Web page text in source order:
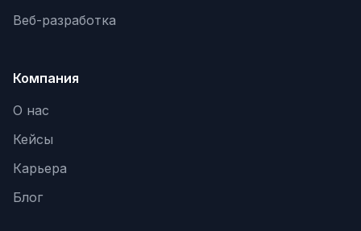
Веб-разработка
Компания
О нас
Кейсы
Карьера
Блог